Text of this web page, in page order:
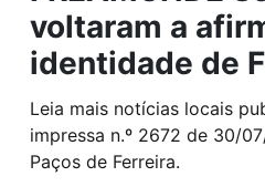
voltaram a
identidade de
Leia mais notícias locais
impressa n.º 2672 de 30/
Paços de Ferreira.